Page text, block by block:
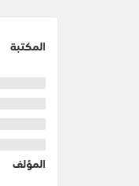
المكتبة
المؤلف